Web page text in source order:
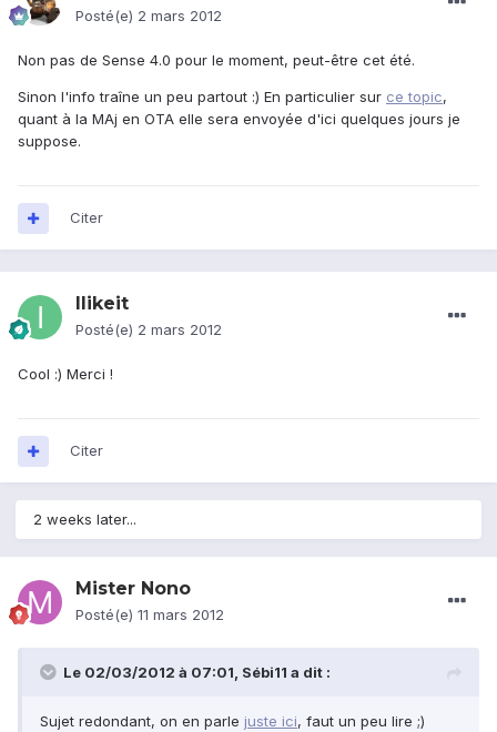
Posté(e) 2 mars 2012
Non pas de Sense 4.0 pour le moment, peut-être cet été.
Sinon l'info traîne un peu partout :) En particulier sur ce topic,
quant à la MAj en OTA elle sera envoyée d'ici quelques jours je
suppose.
Citer
Ilikeit
Posté(e) 2 mars 2012
Cool :) Merci !
Citer
2 weeks later...
Mister Nono
Posté(e) 11 mars 2012
Le 02/03/2012 à 07:01, Sébi11 a dit :
Sujet redondant, on en parle juste ici, faut un peu lire ;)